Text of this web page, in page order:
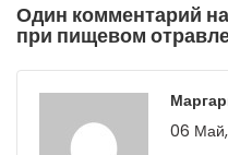
Один комментарий
при пищевом
06